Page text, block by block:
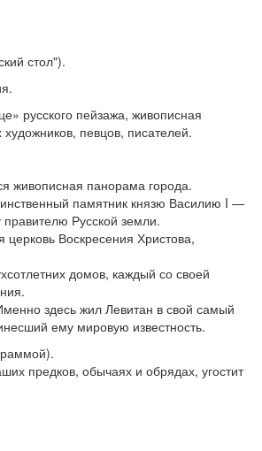
стол").
русского пейзажа, живописная
художников, певцов, писателей.
живописная панорама города.
памятник князю Василию I —
Русской земли.
Воскресения Христова,
домов, каждый со своей
здесь жил Левитан в свой самый
ему мировую известность.
предков, обычаях и обрядах, угостит